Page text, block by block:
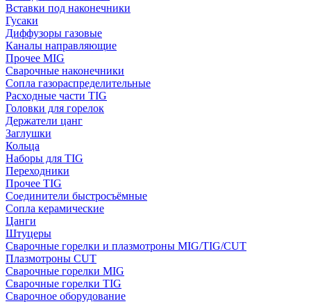
Вставки под наконечники
Гусаки
Диффузоры газовые
Каналы направляющие
Прочее MIG
Сварочные наконечники
Сопла газораспределительные
Расходные части TIG
Головки для горелок
Держатели цанг
Заглушки
Кольца
Наборы для TIG
Переходники
Прочее TIG
Соединители быстросъёмные
Сопла керамические
Цанги
Штуцеры
Сварочные горелки и плазмотроны MIG/TIG/CUT
Плазмотроны CUT
Сварочные горелки MIG
Сварочные горелки TIG
Сварочное оборудование